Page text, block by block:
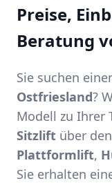
Preise,
Beratung
Sie suchen
Ostfriesland?
Modell zu Ihrer
Sitzlift über den
Plattformlift,
Sie erhalten